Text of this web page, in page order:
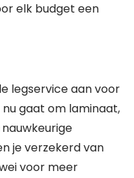
elk budget een
legservice aan voor
gaat om laminaat,
je verzekerd van
voor meer